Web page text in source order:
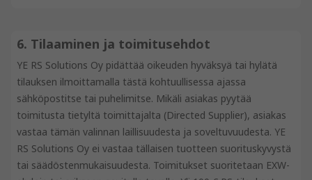
6. Tilaaminen ja toimitusehdot
YE RS Solutions Oy pidättää oikeuden hyväksyä tai hylätä
tilauksen ilmoittamalla tästä kohtuullisessa ajassa
sähköpostitse tai puhelimitse. Mikäli asiakas pyytää
toimitusta tietyltä toimittajalta (Directed Supplier), asiakas
vastaa tämän valinnan laillisuudesta ja soveltuvuudesta. YE
RS Solutions Oy ei vastaa tällaisen tuotteen suorituskyvystä
tai säädöstenmukaisuudesta. Toimitukset suoritetaan EXW-